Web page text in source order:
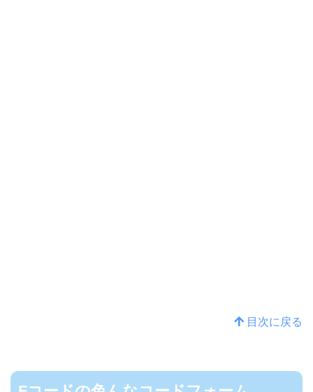
目次に戻る